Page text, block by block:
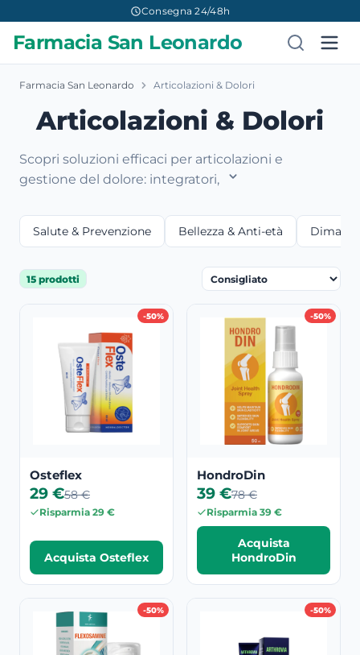
Consegna 24/48h
Farmacia San Leonardo
Farmacia San Leonardo Articolazioni & Dolori
Articolazioni & Dolori
Scopri soluzioni efficaci per articolazioni e
gestione del dolore: integratori,
Salute & Prevenzione Bellezza & Anti-età
15 prodotti
-50%
Osteflex
29 €58 €
Risparmia 29 €
Acquista Osteflex
-50%
HondroDin
39 €78 €
Risparmia 39 €
Acquista
HondroDin
-50% -50%